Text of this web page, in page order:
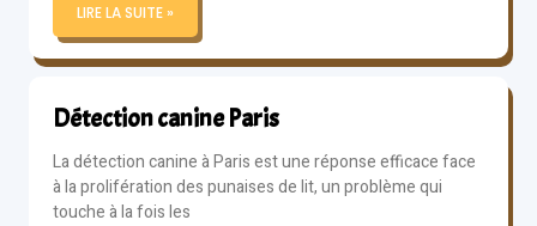
LIRE LA SUITE »
Détection canine Paris
La détection canine à Paris est une réponse efficace face
à la prolifération des punaises de lit, un problème qui
touche à la fois les